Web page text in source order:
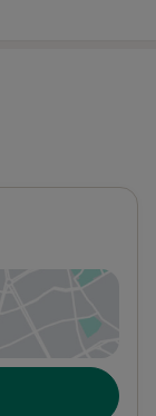
nowej karcie